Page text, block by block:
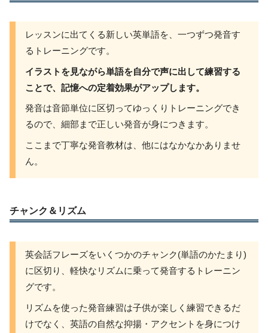
レッスンに出てくる新しい英単語を、一つずつ発音す
るトレーニングです。
イラストを見ながら単語を自分で声に出して練習する
ことで、記憶への定着効果がアップします。
発音は音節単位に区切ってゆっくりトレーニングでき
るので、細部まで正しい発音が身につきます。
ここまで丁寧な発音教材は、他にはなかなかありませ
ん。
チャンク＆リズム
英会話フレーズをいくつかのチャンク(単語のかたまり)
に区切り、軽快なリズムに乗って発音するトレーニン
グです。
リズムを使った発音練習は子供が楽しく練習できるだ
けでなく、英語の自然な抑揚・アクセントを身につけ